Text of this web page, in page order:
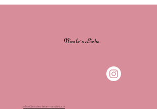
Nicole`s Liebe
office@nicoles-liebe-manufaktur.at